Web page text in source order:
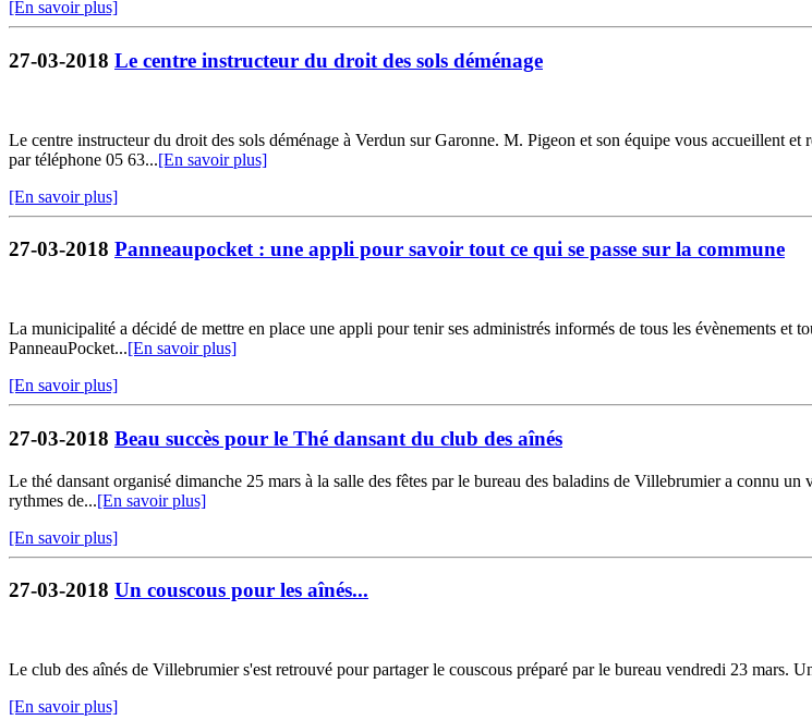
[En savoir plus]
27-03-2018 Le centre instructeur du droit des sols déménage
Le centre instructeur du droit des sols déménage à Verdun sur Garonne. M. Pigeon et son équipe vous accueillent
par téléphone 05 63...[En savoir plus]
[En savoir plus]
27-03-2018 Panneaupocket : une appli pour savoir tout ce qui se passe sur la commune
La municipalité a décidé de mettre en place une appli pour tenir ses administrés informés de tous les évènements
PanneauPocket...[En savoir plus]
[En savoir plus]
27-03-2018 Beau succès pour le Thé dansant du club des aînés
Le thé dansant organisé dimanche 25 mars à la salle des fêtes par le bureau des baladins de Villebrumier a connu
rythmes de...[En savoir plus]
[En savoir plus]
27-03-2018 Un couscous pour les aînés...
Le club des aînés de Villebrumier s'est retrouvé pour partager le couscous préparé par le bureau vendredi 23 mars.
[En savoir plus]